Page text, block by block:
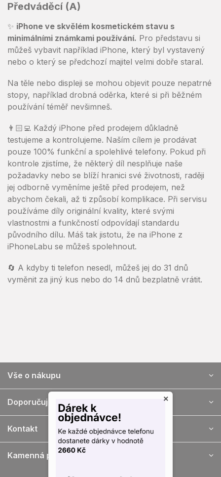
Předváděcí (A)
✨ iPhone ve skvělém kosmetickém stavu s
minimálními známkami používání. Pro představu si
můžeš vybavit například iPhone, který byl vystavený
nebo o který se předchozí majitel velmi dobře staral.
Na těle nebo displeji se mohou objevit pouze nepatrné
stopy, například drobná oděrka, které si při běžném
používání téměř nevšimneš.
👨🏻‍💻 Každý iPhone před prodejem důkladně
testujeme a kontrolujeme. Naším cílem je prodávat
pouze 100% funkční a spolehlivé telefony. Pokud při
kontrole zjistíme, že některý díl nesplňuje naše
požadavky nebo se blíží hranici své životnosti, raději
jej odborně vyměníme ještě před prodejem, než
abychom čekali, až ti způsobí komplikace. Při servisu
používáme díly originální kvality, které svými
vlastnostmi a funkčností odpovídají standardu
původního dílu. Máš tak jistotu, že na iPhone z
iPhoneLabu se můžeš spolehnout.
🔄 A kdyby ti telefon nesedl, můžeš jej do 31 dnů
vyměnit za jiný kus nebo do 14 dnů bezplatně vrátit.
Z
í
Vše o nákupu
Doporučujeme
Kontakt
Kamenná prodejna
×